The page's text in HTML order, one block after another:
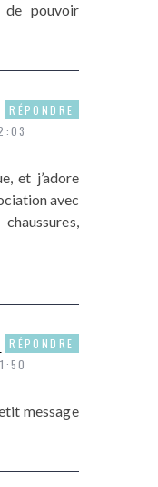
de pouvoir
et j’adore
avec
RÉPONDRE
message
RÉPONDRE